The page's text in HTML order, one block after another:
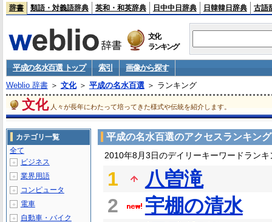
辞書 類語・対義語辞典 英和・和英辞典 日中中日辞典 日韓韓日辞典 古語
文化
ランキング
平成の名水百選 トップ 索引
画像から探す
Weblio 辞書＞ 文化＞ 平成の名水百選＞ ランキング
文化 人々が長年にわたって培ってきた様式や伝統を紹介します。
平成の名水百選のアクセスランキング
2010年8月3日のデイリーキーワードランキ
1
八曽滝
2
宇棚の清水
カテゴリ一覧
全て
＋ ビジネス
＋ 業界用語
＋ コンピュータ
＋ 電車
＋ 自動車・バイク